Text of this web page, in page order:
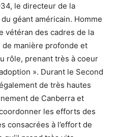
le directeur de la
géant américain. Homme
vétéran des cadres de la
de manière profonde et
rôle, prenant très à coeur
». Durant le Second
de très hautes
de Canberra et
les efforts des
consacrées à l’effort de